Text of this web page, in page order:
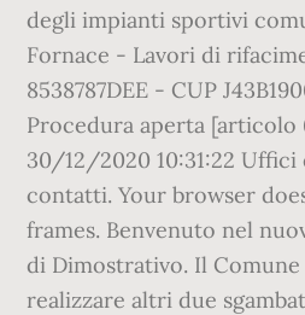
degli impianti sportivi
Fornace - Lavori di
8538787DEE - CUP
Procedura aperta [articolo
30/12/2020 10:31:22
contatti. Your browser
frames. Benvenuto nel
di Dimostrativo. Il Comune
realizzare altri due